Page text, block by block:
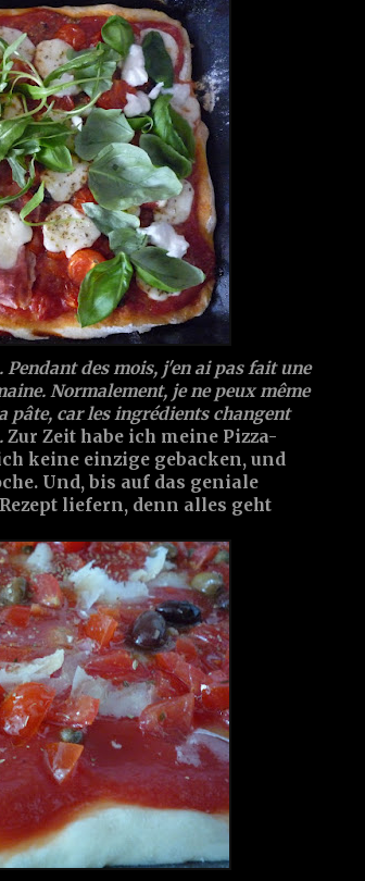
des mois, j'en ai pas fait une
Normalement, je ne peux même
pâte, car les ingrédients changent
Zur Zeit habe ich meine Pizza-
keine einzige gebacken, und
Und, bis auf das geniale
liefern, denn alles geht